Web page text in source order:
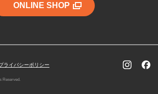
ONLINE SHOP
ライバシーポリシー
Reserved.